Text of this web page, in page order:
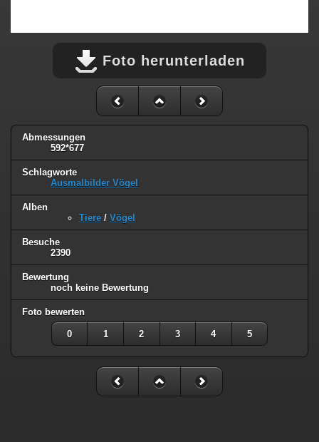
Foto herunterladen
Abmessungen
592*677
Schlagworte
Ausmalbilder Vögel
Alben
Tiere / Vögel
Besuche
2390
Bewertung
noch keine Bewertung
Foto bewerten
0 1 2 3 4 5